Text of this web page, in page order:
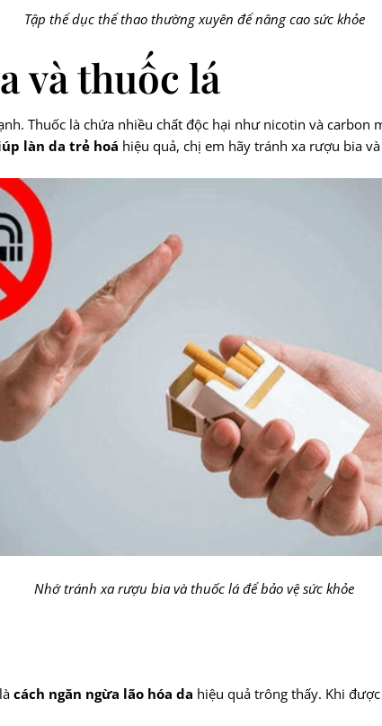
Tập thể dục thể thao thường xuyên để nâng cao sức khỏe
và thuốc lá
Thuốc là chứa nhiều chất độc hại như nicotin và
làn da trẻ hoá hiệu quả, chị em hãy tránh xa rượu bia
Nhớ tránh xa rượu bia và thuốc lá để bảo vệ sức khỏe
cách ngăn ngừa lão hóa da hiệu quả trông thấy. Khi